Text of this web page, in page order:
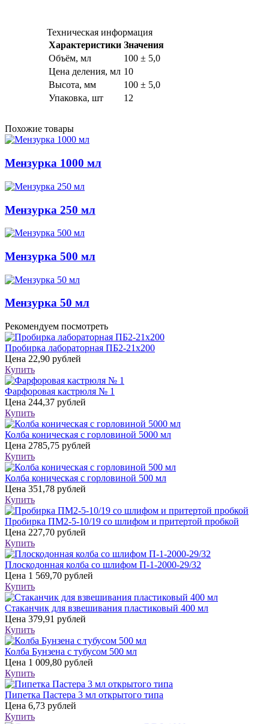
Техническая информация
Характеристики Значения
Объём, мл
100 ± 5,0
Цена деления, мл 10
Высота, мм
100 ± 5,0
Упаковка, шт
12
Похожие товары
Мензурка 1000 мл
Мензурка 250 мл
Мензурка 500 мл
Мензурка 50 мл
Рекомендуем посмотреть
Пробирка лабораторная ПБ2-21х200
Цена 22,90 рублей
Купить
Фарфоровая кастрюля № 1
Цена 244,37 рублей
Купить
Колба коническая с горловиной 5000 мл
Цена 2785,75 рублей
Купить
Колба коническая с горловиной 500 мл
Цена 351,78 рублей
Купить
Пробирка ПМ2-5-10/19 со шлифом и притертой пробкой
Цена 227,70 рублей
Купить
Плоскодонная колба со шлифом П-1-2000-29/32
Цена 1 569,70 рублей
Купить
Стаканчик для взвешивания пластиковый 400 мл
Цена 379,91 рублей
Купить
Колба Бунзена с тубусом 500 мл
Цена 1 009,80 рублей
Купить
Пипетка Пастера 3 мл открытого типа
Цена 6,73 рублей
Купить